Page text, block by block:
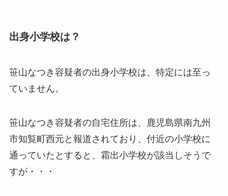
出身小学校は？
笹山なつき容疑者の出身小学校は、特定には至っ
ていません。
笹山なつき容疑者の自宅住所は、鹿児島県南九州
市知覧町西元と報道されており、付近の小学校に
通っていたとすると、霜出小学校が該当しそうで
すが・・・